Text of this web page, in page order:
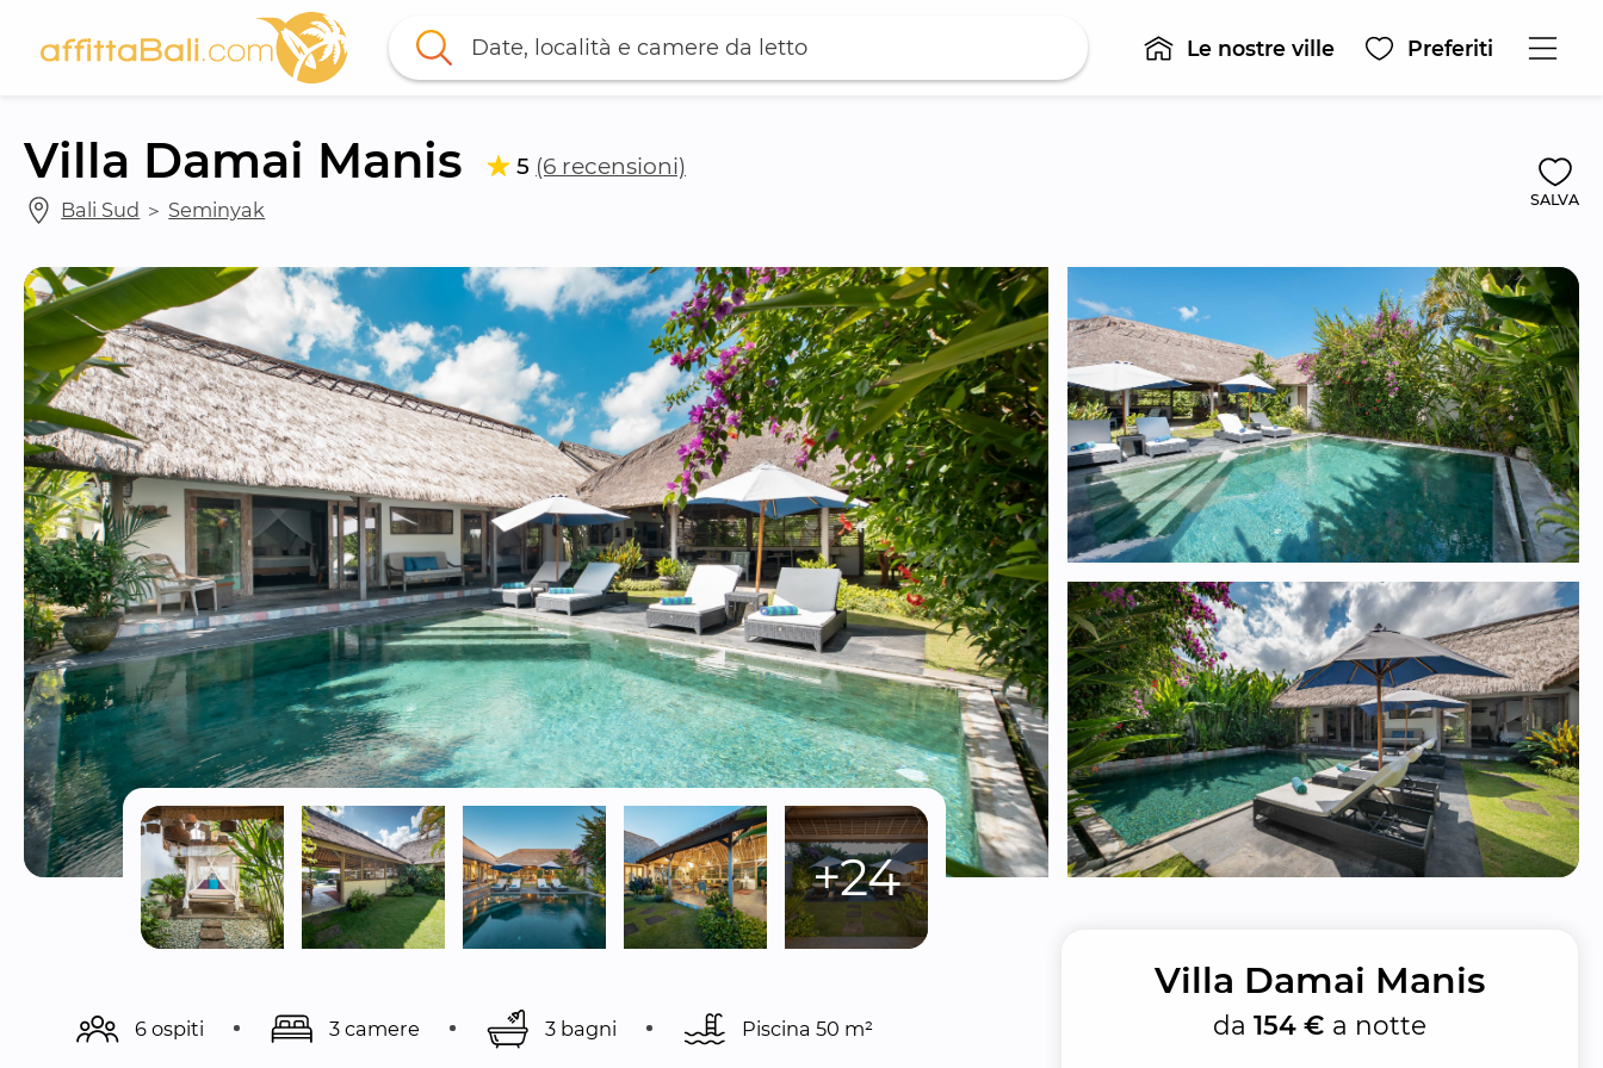
Date, località e camere da letto Le nostre ville Preferiti
Villa Damai Manis 5 (6 recensioni)
Bali Sud ＞ Seminyak SALVA
+24
6 ospiti 3 camere 3 bagni Piscina 50 m²
Villa Damai Manis
da154 € a notte